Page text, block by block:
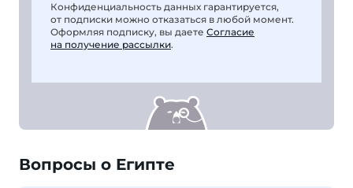
Конфиденциальность данных гарантируется,
от подписки можно отказаться в любой момент.
Оформляя подписку, вы даете Согласие
на получение рассылки.
Вопросы о Египте